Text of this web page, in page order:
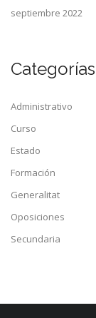
septiembre 2022
Categorías
Administrativo
Curso
Estado
Formación
Generalitat
Oposiciones
Secundaria